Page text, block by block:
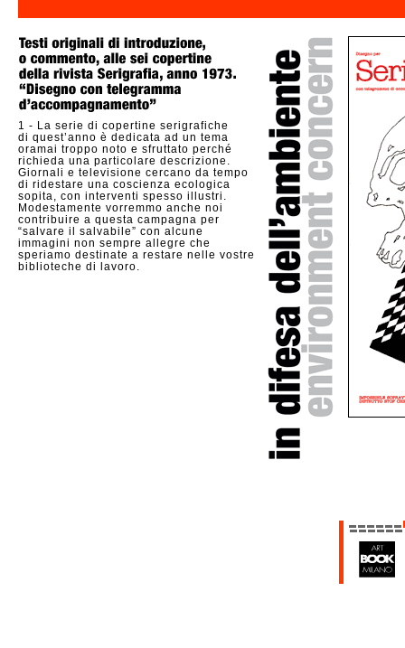
1 - La serie di copertine serigrafiche
di quest’anno è dedicata ad un tema
oramai troppo noto e sfruttato perché
richieda una particolare descrizione.
Giornali e televisione cercano da tempo
di ridestare una coscienza ecologica
sopita, con interventi spesso illustri.
Modestamente vorremmo anche noi
contribuire a questa campagna per
“salvare il salvabile” con alcune
immagini non sempre allegre che
speriamo destinate a restare nelle vostre
biblioteche di lavoro.